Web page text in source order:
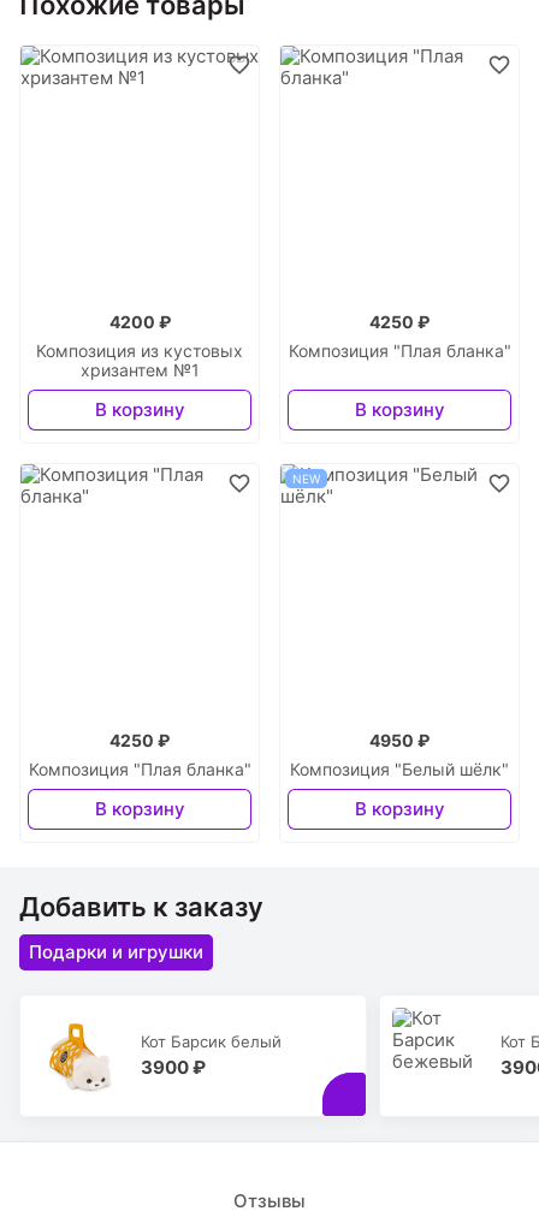
Композиция из кустовых
хризантем №1
4200 ₽
В корзину
Композиция "Плая бланка"
4250 ₽
В корзину
Композиция "Плая бланка"
4250 ₽
В корзину
NEW
Композиция "Белый шёлк"
4950 ₽
В корзину
Добавить к заказу
Подарки и игрушки
Кот Барсик белый
3900 ₽
Кот
Отзывы